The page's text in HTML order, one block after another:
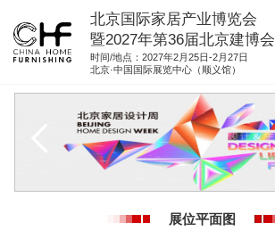
北京国际家居产业博览会
暨2027年第36届北京建博会
时间/地点：2027年2月25日-2月27日
北京·中国国际展览中心（顺义馆）
展位平面图